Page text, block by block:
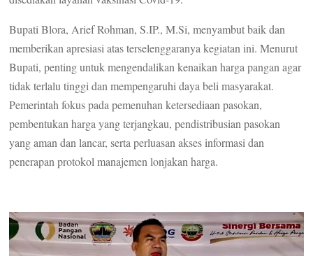
Bupati Blora, Arief Rohman, S.IP., M.Si, menyambut baik dan
memberikan apresiasi atas terselenggaranya kegiatan ini. Menurut
Bupati, penting untuk mengendalikan kenaikan harga pangan agar
tidak terlalu tinggi dan mempengaruhi daya beli masyarakat.
Pemerintah fokus pada pemenuhan ketersediaan pasokan,
pembentukan harga yang terjangkau, pendistribusian pasokan
yang aman dan lancar, serta perluasan akses informasi dan
penerapan protokol manajemen lonjakan harga.